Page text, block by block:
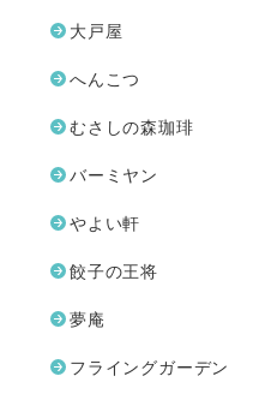
大戸屋
へんこつ
むさしの森珈琲
バーミヤン
やよい軒
餃子の王将
夢庵
フライングガーデン